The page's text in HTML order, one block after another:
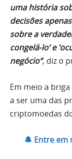
uma história
decisões
sobre a
congelá-lo’ e
negócio”, diz o
Em meio a
a ser uma das
criptomoedas
🔔 Entre